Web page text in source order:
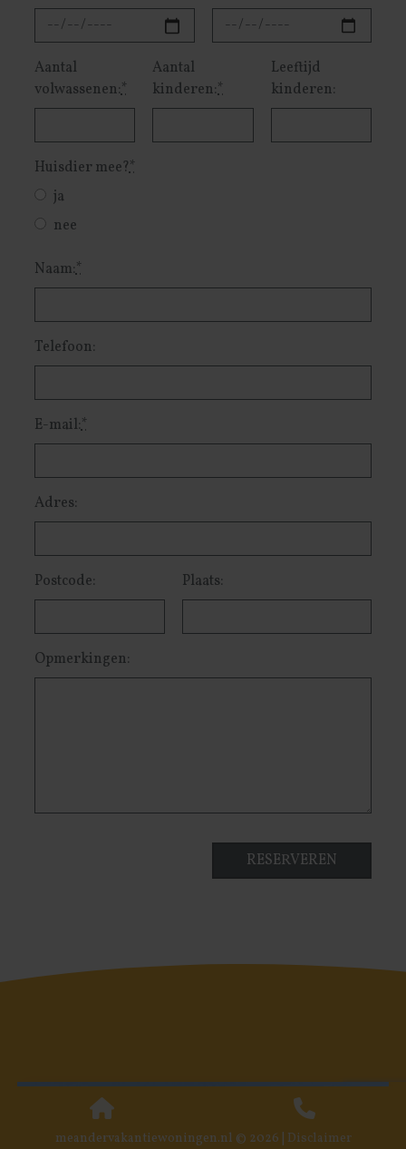
Aantal
volwassenen:*
Aantal
kinderen:*
Leeftijd
kinderen:
Huisdier mee?*
ja
nee
Naam:*
Telefoon:
E-mail:*
Adres:
Postcode: Plaats:
Opmerkingen:
meandervakantiewoningen.nl © 2026 | Disclaimer